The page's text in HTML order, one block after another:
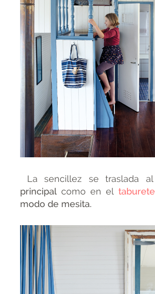
La sencillez se traslada al
principal como en el taburete
modo de mesita.